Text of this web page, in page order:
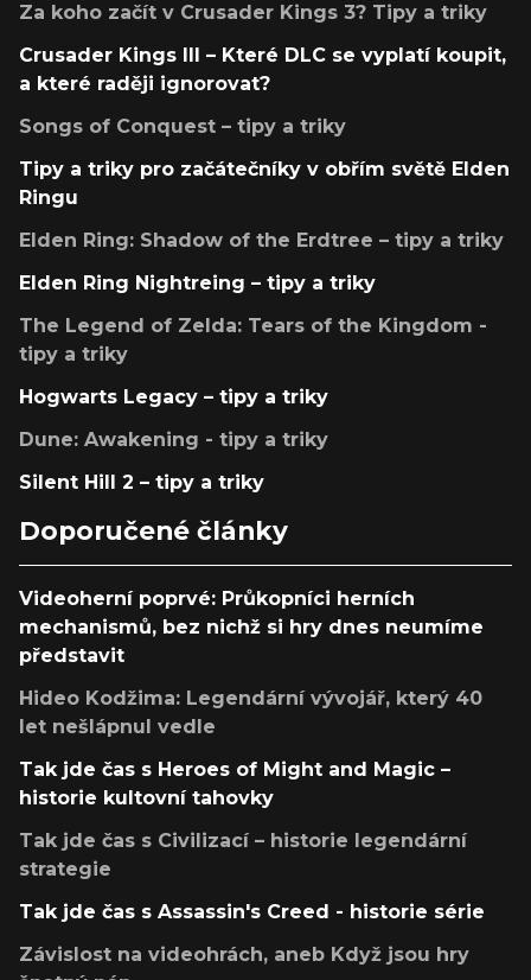
Za koho začít v Crusader Kings 3? Tipy a triky
Crusader Kings III – Které DLC se vyplatí koupit,
a které raději ignorovat?
Songs of Conquest – tipy a triky
Tipy a triky pro začátečníky v obřím světě Elden
Ringu
Elden Ring: Shadow of the Erdtree – tipy a triky
Elden Ring Nightreing – tipy a triky
The Legend of Zelda: Tears of the Kingdom -
tipy a triky
Hogwarts Legacy – tipy a triky
Dune: Awakening - tipy a triky
Silent Hill 2 – tipy a triky
Doporučené články
Videoherní poprvé: Průkopníci herních
mechanismů, bez nichž si hry dnes neumíme
představit
Hideo Kodžima: Legendární vývojář, který 40
let nešlápnul vedle
Tak jde čas s Heroes of Might and Magic –
historie kultovní tahovky
Tak jde čas s Civilizací – historie legendární
strategie
Tak jde čas s Assassin's Creed - historie série
Závislost na videohrách, aneb Když jsou hry